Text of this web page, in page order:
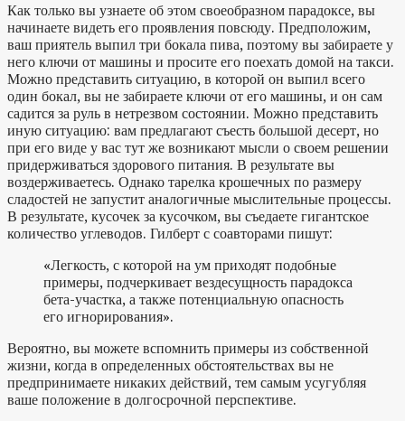
Как только вы узнаете об этом своеобразном парадоксе, вы
начинаете видеть его проявления повсюду. Предположим,
ваш приятель выпил три бокала пива, поэтому вы забираете у
него ключи от машины и просите его поехать домой на такси.
Можно представить ситуацию, в которой он выпил всего
один бокал, вы не забираете ключи от его машины, и он сам
садится за руль в нетрезвом состоянии. Можно представить
иную ситуацию: вам предлагают съесть большой десерт, но
при его виде у вас тут же возникают мысли о своем решении
придерживаться здорового питания. В результате вы
воздерживаетесь. Однако тарелка крошечных по размеру
сладостей не запустит аналогичные мыслительные процессы.
В результате, кусочек за кусочком, вы съедаете гигантское
количество углеводов. Гилберт с соавторами пишут:
«Легкость, с которой на ум приходят подобные
примеры, подчеркивает вездесущность парадокса
бета-участка, а также потенциальную опасность
его игнорирования».
Вероятно, вы можете вспомнить примеры из собственной
жизни, когда в определенных обстоятельствах вы не
предпринимаете никаких действий, тем самым усугубляя
ваше положение в долгосрочной перспективе.